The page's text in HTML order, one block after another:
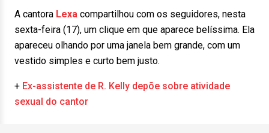
A cantora Lexa compartilhou com os seguidores, nesta
sexta-feira (17), um clique em que aparece belíssima. Ela
apareceu olhando por uma janela bem grande, com um
vestido simples e curto bem justo.
+ Ex-assistente de R. Kelly depõe sobre atividade
sexual do cantor